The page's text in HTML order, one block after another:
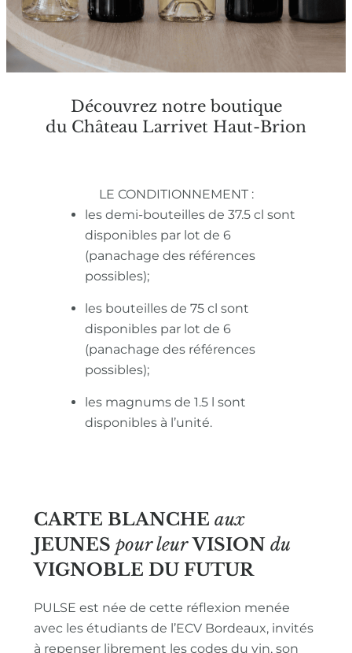
Découvrez notre boutique
du Château Larrivet Haut-Brion
LE CONDITIONNEMENT :
les demi-bouteilles de 37.5 cl sont
disponibles par lot de 6
(panachage des références
possibles);
les bouteilles de 75 cl sont
disponibles par lot de 6
(panachage des références
possibles);
les magnums de 1.5 l sont
disponibles à l’unité.
CARTE BLANCHE aux
JEUNES pour leur VISION du
VIGNOBLE DU FUTUR
PULSE est née de cette réflexion menée
avec les étudiants de l’ECV Bordeaux, invités
à repenser librement les codes du vin, son